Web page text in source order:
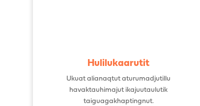
Hulilukaarutit
Ukuat alianaqtut aturumadjutillu
havaktauhimajut ikajuutaulutik
taiguagakhaptingnut.